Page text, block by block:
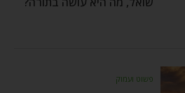
פשוט ועמוק